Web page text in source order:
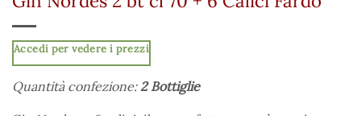
Accedi per vedere i prezzi
Quantità confezione: 2 Bottiglie